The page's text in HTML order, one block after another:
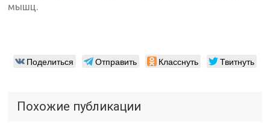
мышц.
Поделиться Отправить Класснуть Твитнуть
Похожие публикации